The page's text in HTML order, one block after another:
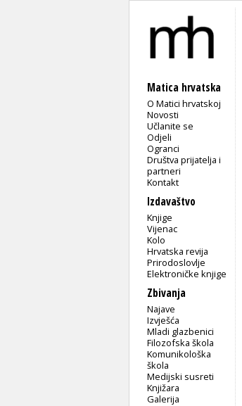
Matica hrvatska
O Matici hrvatskoj
Novosti
Učlanite se
Odjeli
Ogranci
Društva prijatelja i
partneri
Kontakt
Izdavaštvo
Knjige
Vijenac
Kolo
Hrvatska revija
Prirodoslovlje
Elektroničke knjige
Zbivanja
Najave
Izvješća
Mladi glazbenici
Filozofska škola
Komunikološka
škola
Medijski susreti
Knjižara
Galerija